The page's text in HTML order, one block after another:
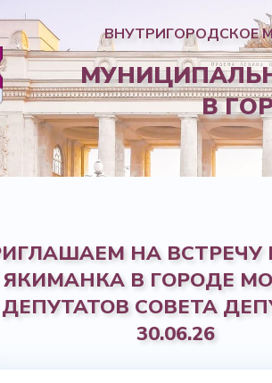
ВНУТРИГОРОДСКОЕ
В
ОКРУГ
ДЕПУТАТОВ
ПРАВОВАЯ ИНФОРМАЦИЯНА ВСТРЕЧУ
ЯКИМАНКА В ГОРОДЕ
ДЕПУТАТОВ СОВЕТА
30.06.26